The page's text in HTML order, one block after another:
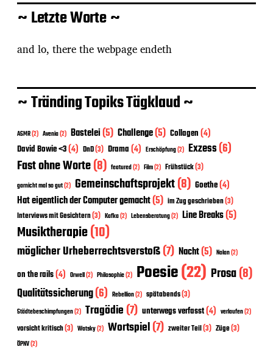
~ Letzte Worte ~
and lo, there the webpage endeth
~ Tränding Topiks Tägklaud ~
ASMR(2) Avenia(2) Bastelei(5) Challenge(5) Collagen(4)
David Bowie <3(4) DnD(3) Drama(4) Erschöpfung(2) Exzess(6)
Fast ohne Worte(8) featured(2) Film(2) Frühstück(3)
garnicht mal so gut(2) Gemeinschaftsprojekt(8) Goethe(4)
Hat eigentlich der Computer gemacht(5) im Zug geschrieben(3)
Interviews mit Gesichtern(3) Kafka(2) Lebensberatung(2) Line Breaks(5)
Musiktherapie(10)
möglicher Urheberrechtsverstoß(7) Nacht(5) Nolan(2)
on the rails(4) Orwell(2) Philosophie(2) Poesie(22) Prosa(8)
Qualitätssicherung(6) Rebellion(2) spätabends(3)
Städtebeschimpfungen(2) Tragödie(7) unterwegs verfasst(4) verlaufen(2)
vorsicht kritisch(3) Watsky(2) Wortspiel(7) zweiter Teil(3) Züge(3)
ÖPNV(2)